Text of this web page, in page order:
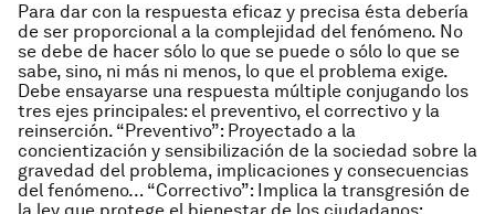
Para dar con la respuesta eficaz y precisa ésta debería
de ser proporcional a la complejidad del fenómeno. No
se debe de hacer sólo lo que se puede o sólo lo que se
sabe, sino, ni más ni menos, lo que el problema exige.
Debe ensayarse una respuesta múltiple conjugando los
tres ejes principales: el preventivo, el correctivo y la
reinserción. “Preventivo”: Proyectado a la
concientización y sensibilización de la sociedad sobre la
gravedad del problema, implicaciones y consecuencias
del fenómeno… “Correctivo”: Implica la transgresión de